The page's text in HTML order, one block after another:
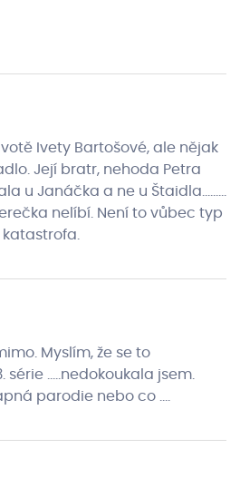
Ivety Bartošové, ale nějak
Její bratr, nehoda Petra
u Janáčka a ne u Štaidla.........
nelíbí. Není to vůbec typ
Myslím, že se to
série .....nedokoukala jsem.
parodie nebo co ....